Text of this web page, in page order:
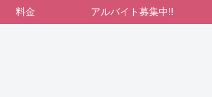
料金 アルバイト募集中!!